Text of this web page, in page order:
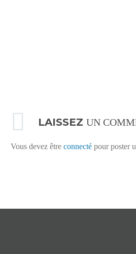
LAISSEZ UN
Vous devez être connecté pour poster